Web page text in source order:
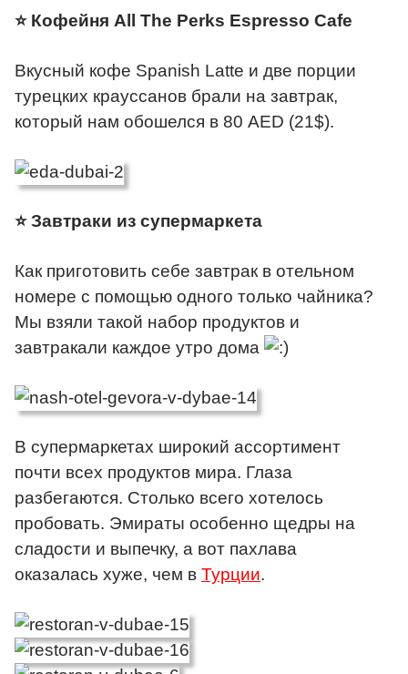
⭐ Кофейня All The Perks Espresso Cafe
Вкусный кофе Spanish Latte и две порции
турецких крауссанов брали на завтрак,
который нам обошелся в 80 AED (21$).
⭐ Завтраки из супермаркета
Как приготовить себе завтрак в отельном
номере с помощью одного только чайника?
Мы взяли такой набор продуктов и
завтракали каждое утро дома
В супермаркетах широкий ассортимент
почти всех продуктов мира. Глаза
разбегаются. Столько всего хотелось
пробовать. Эмираты особенно щедры на
сладости и выпечку, а вот пахлава
оказалась хуже, чем в Турции.